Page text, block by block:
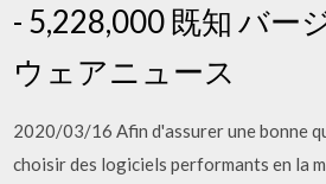
- 5,228,000 既知 バー
ウェアニュース
2020/03/16 Afin d'assurer une bonne
choisir des logiciels performants en la